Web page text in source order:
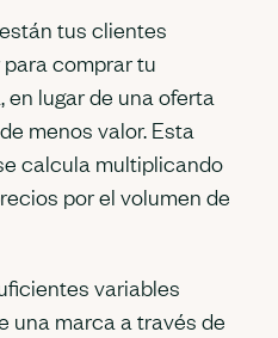
tus clientes
comprar tu
lugar de una oferta
menos valor. Esta
calcula multiplicando
por el volumen de
variables
una marca a través de